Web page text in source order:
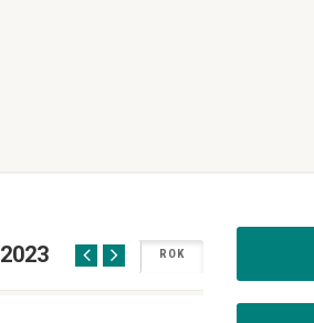
2023 MĚSIC ROK